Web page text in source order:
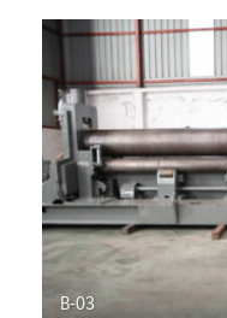
B-03